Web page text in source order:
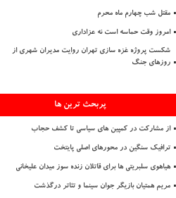
مقتل شب چهارم ماه محرم
امروز وقت حماسه است نه عزاداری
شکست پروژه غزه سازی تهران روایت مدیران شهری از
روزهای جنگ
پربحث ترین ها
از مشارکت در کمپین های سیاسی تا کشف حجاب
ترافیک سنگین در محورهای اصلی پایتخت
هیاهوی سلبریتی ها برای قاتلان زنده سوز میدان علیخانی
مریم همتیان بازیگر جوان سینما و تئاتر درگذشت